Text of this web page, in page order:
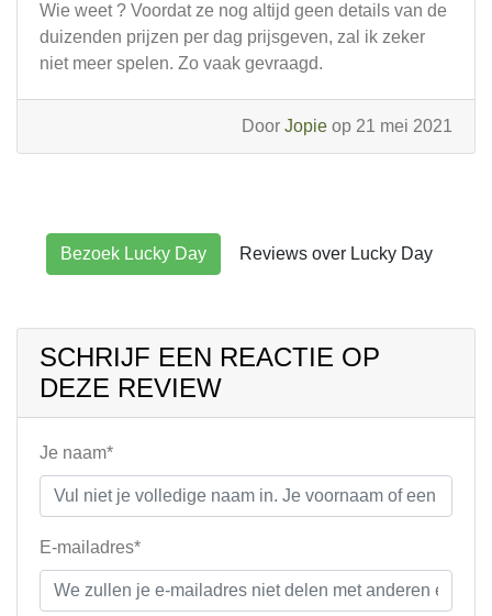
Wie weet ? Voordat ze nog altijd geen details van de
duizenden prijzen per dag prijsgeven, zal ik zeker
niet meer spelen. Zo vaak gevraagd.
Door Jopie op 21 mei 2021
Bezoek Lucky Day Reviews over Lucky Day
SCHRIJF EEN REACTIE OP
DEZE REVIEW
Je naam*
E-mailadres*